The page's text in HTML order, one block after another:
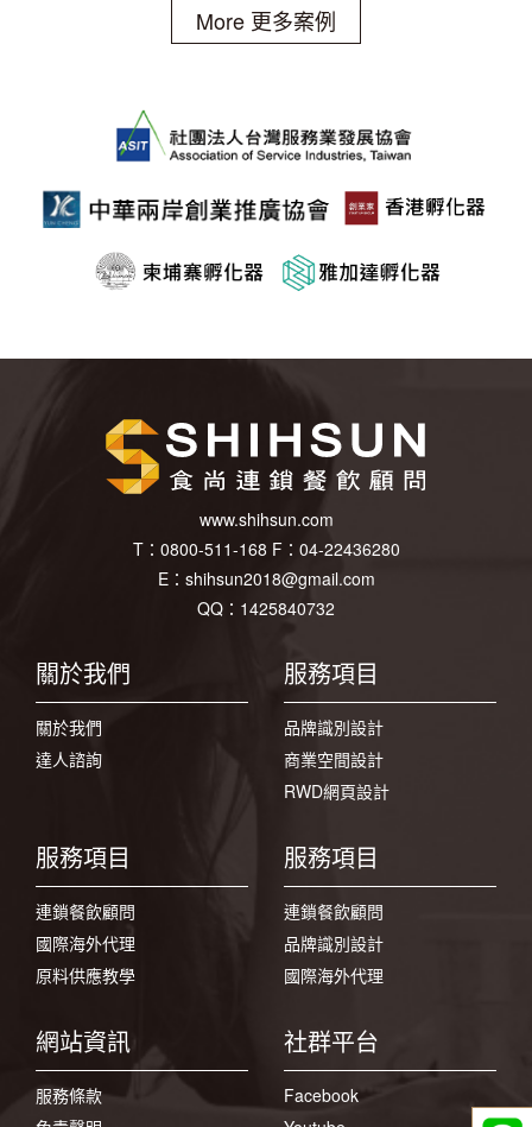
More 更多案例
www.shihsun.com
T： 0800-511-168 F： 04-22436280
E： shihsun2018@gmail.com
QQ：1425840732
關於我們
關於我們
達人諮詢
服務項目
品牌識別設計
商業空間設計
RWD網頁設計
服務項目
連鎖餐飲顧問
國際海外代理
原料供應教學
服務項目
連鎖餐飲顧問
品牌識別設計
國際海外代理
網站資訊
服務條款
社群平台
Facebook